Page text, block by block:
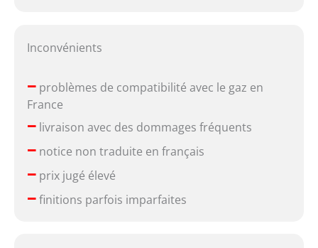
Inconvénients
–problèmes de compatibilité avec le gaz en
France
–livraison avec des dommages fréquents
–notice non traduite en français
–prix jugé élevé
–finitions parfois imparfaites